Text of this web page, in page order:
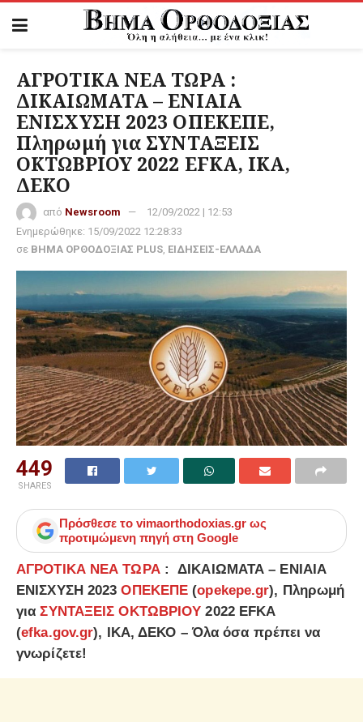
ΑΓΡΟΤΙΚΑ ΝΕΑ ΤΩΡΑ :
ΔΙΚΑΙΩΜΑΤΑ – ΕΝΙΑΙΑ
ΕΝΙΣΧΥΣΗ 2023 ΟΠΕΚΕΠΕ,
Πληρωμή για ΣΥΝΤΑΞΕΙΣ
ΟΚΤΩΒΡΙΟΥ 2022 EFKA, ΙΚΑ,
ΔΕΚΟ
από Newsroom
12/09/2022 | 12:53
Ενημερώθηκε: 15/09/2022 12:28:33
σε ΒΗΜΑ ΟΡΘΟΔΟΞΙΑΣ PLUS, ΕΙΔΗΣΕΙΣ-ΕΛΛΑΔΑ
449
SHARES
Πρόσθεσε το vimaorthodoxias.gr ως
προτιμώμενη πηγή στη Google
ΑΓΡΟΤΙΚΑ ΝΕΑ ΤΩΡΑ: ΔΙΚΑΙΩΜΑΤΑ – ΕΝΙΑΙΑ
ΕΝΙΣΧΥΣΗ 2023ΟΠΕΚΕΠΕ (opekepe.gr), Πληρωμή
γιαΣΥΝΤΑΞΕΙΣ ΟΚΤΩΒΡΙΟΥ 2022 EFKA
(efka.gov.gr), ΙΚΑ, ΔΕΚΟ – Όλα όσα πρέπει να
γνωρίζετε!